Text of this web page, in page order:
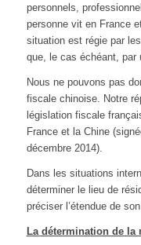
personnels,
personne vit en France
situation est régie par
que, le cas échéant, par
Nous ne pouvons pas
fiscale chinoise. Notre
législation fiscale
France et la Chine
décembre 2014).
Dans les situations
déterminer le lieu de
préciser l’étendue de
La détermination de